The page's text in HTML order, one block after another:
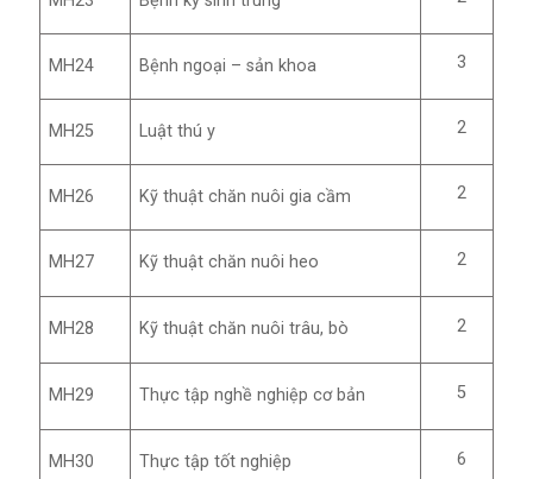
MH24 Bệnh ngoại – sản khoa 3
MH25 Luật thú y 2
MH26 Kỹ thuật chăn nuôi gia cầm 2
MH27 Kỹ thuật chăn nuôi heo 2
MH28 Kỹ thuật chăn nuôi trâu, bò 2
MH29 Thực tập nghề nghiệp cơ bản 5
MH30 Thực tập tốt nghiệp 6